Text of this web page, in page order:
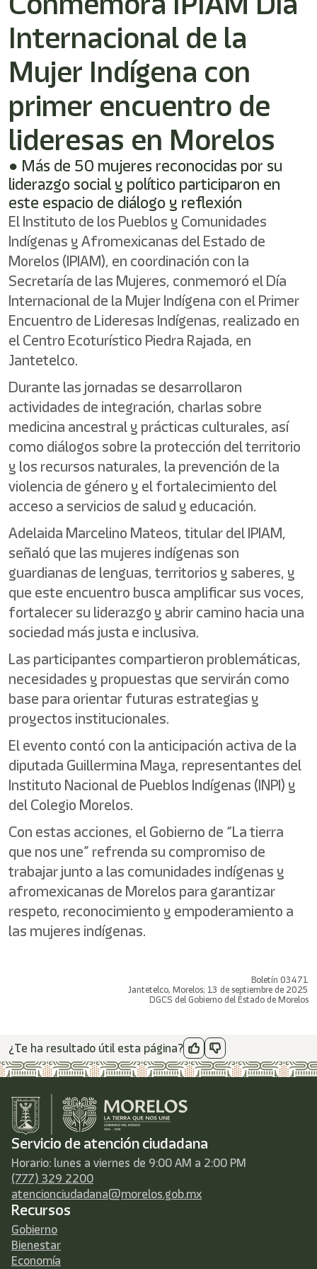
Este
acceso
lector
de
pantalla
para
ayudarle
navegar
interactuar
con
contenido.
Internacional de la
Mujer Indígena con
primer encuentro de
lideresas en Morelos
● Más de 50 mujeres reconocidas por su
liderazgo social y político participaron en
este espacio de diálogo y reflexión
El Instituto de los Pueblos y Comunidades
Indígenas y Afromexicanas del Estado de
Morelos (IPIAM), en coordinación con la
Secretaría de las Mujeres, conmemoró el Día
Internacional de la Mujer Indígena con el Primer
Encuentro de Lideresas Indígenas, realizado en
el Centro Ecoturístico Piedra Rajada, en
Jantetelco.
Durante las jornadas se desarrollaron
actividades de integración, charlas sobre
medicina ancestral y prácticas culturales, así
como diálogos sobre la protección del territorio
y los recursos naturales, la prevención de la
violencia de género y el fortalecimiento del
acceso a servicios de salud y educación.
Adelaida Marcelino Mateos, titular del IPIAM,
señaló que las mujeres indígenas son
guardianas de lenguas, territorios y saberes, y
que este encuentro busca amplificar sus voces,
fortalecer su liderazgo y abrir camino hacia una
sociedad más justa e inclusiva.
Las participantes compartieron problemáticas,
necesidades y propuestas que servirán como
base para orientar futuras estrategias y
proyectos institucionales.
El evento contó con la anticipación activa de la
diputada Guillermina Maya, representantes del
Instituto Nacional de Pueblos Indígenas (INPI) y
del Colegio Morelos.
Con estas acciones, el Gobierno de “La tierra
que nos une” refrenda su compromiso de
trabajar junto a las comunidades indígenas y
afromexicanas de Morelos para garantizar
respeto, reconocimiento y empoderamiento a
las mujeres indígenas.
Boletín 03471
Jantetelco, Morelos; 13 de septiembre de 2025
DGCS del Gobierno del Estado de Morelos
¿Te ha resultado útil esta página?
Servicio de atención ciudadana
Horario: lunes a viernes de 9:00 AM a 2:00 PM
(777) 329 2200
atencionciudadana@morelos.gob.mx
Recursos
Gobierno
Bienestar
Economía